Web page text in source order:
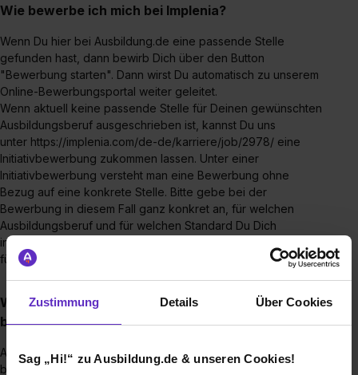
Zustimmung Details Über Cookies
Sag „Hi!“ zu Ausbildung.de & unseren Cookies!
Wie bewerbe ich mich bei Implenia?
Wenn Du hier bei Ausbildung.de eine passende Stelle
gefunden hast, dann bewirb Dich über den Button
"Bewerbung starten". Dann wirst Du automatisch zu unserem
Online-Bewerbungsportal weiter geleitet.
Wenn aktuell keine passende Stelle für Deinen gewünschten
Ausbildungsberuf ausgeschrieben ist, kannst Du uns
unter https://implenia.com/de-de/karriere/job/2978/ eine
Initiativbewerbung zukommen lassen. Unter einer
Initiativbewerbung versteht man eine Bewerbung ohne
Bezug auf eine konkrete Stelle. Bitte gebe bei der
Bewerbung in diesem Fall ganz konkret an, für welchen
Ausbildungsberuf und für welchen Standard Du Dich
interessierst. Wir prüfen dann intern, ob es eine Möglichkeit
für Dich gibt.
Wie viele Monate im Voraus soll ich mich
bewerben?
Am besten ist es natürlich, wenn Du Dich so früh wie möglich
bewirbst. Wenn ein Ausbildungsplatz noch ausgeschrieben